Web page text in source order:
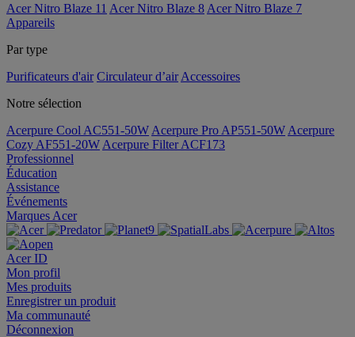
Acer Nitro Blaze 11 Acer Nitro Blaze 8 Acer Nitro Blaze 7
Appareils
Par type
Purificateurs d'air Circulateur d’air Accessoires
Notre sélection
Acerpure Cool AC551-50W Acerpure Pro AP551-50W Acerpure
Cozy AF551-20W Acerpure Filter ACF173
Professionnel
Éducation
Assistance
Événements
Marques Acer
Acer ID
Mon profil
Mes produits
Enregistrer un produit
Ma communauté
Déconnexion